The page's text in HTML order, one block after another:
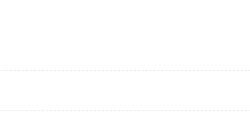
置玩法与持续成长。